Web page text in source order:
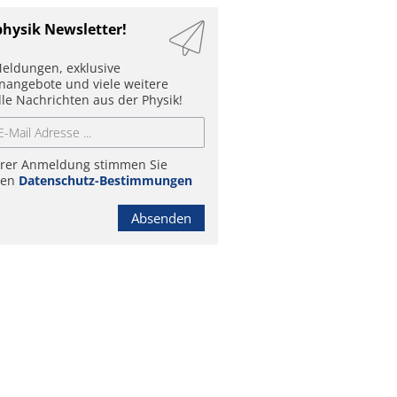
Newsletter!
exklusive
und viele weitere
Nachrichten aus der Physik!
Anmeldung stimmen Sie
Datenschutz-Bestimmungen
Absenden